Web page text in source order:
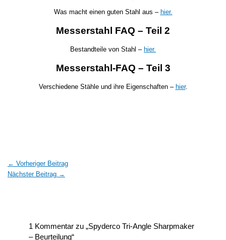
Was macht einen guten Stahl aus – hier.
Messerstahl FAQ – Teil 2
Bestandteile von Stahl – hier.
Messerstahl-FAQ – Teil 3
Verschiedene Stähle und ihre Eigenschaften – hier.
← Vorheriger Beitrag
Nächster Beitrag →
1 Kommentar zu „Spyderco Tri-Angle Sharpmaker
– Beurteilung“